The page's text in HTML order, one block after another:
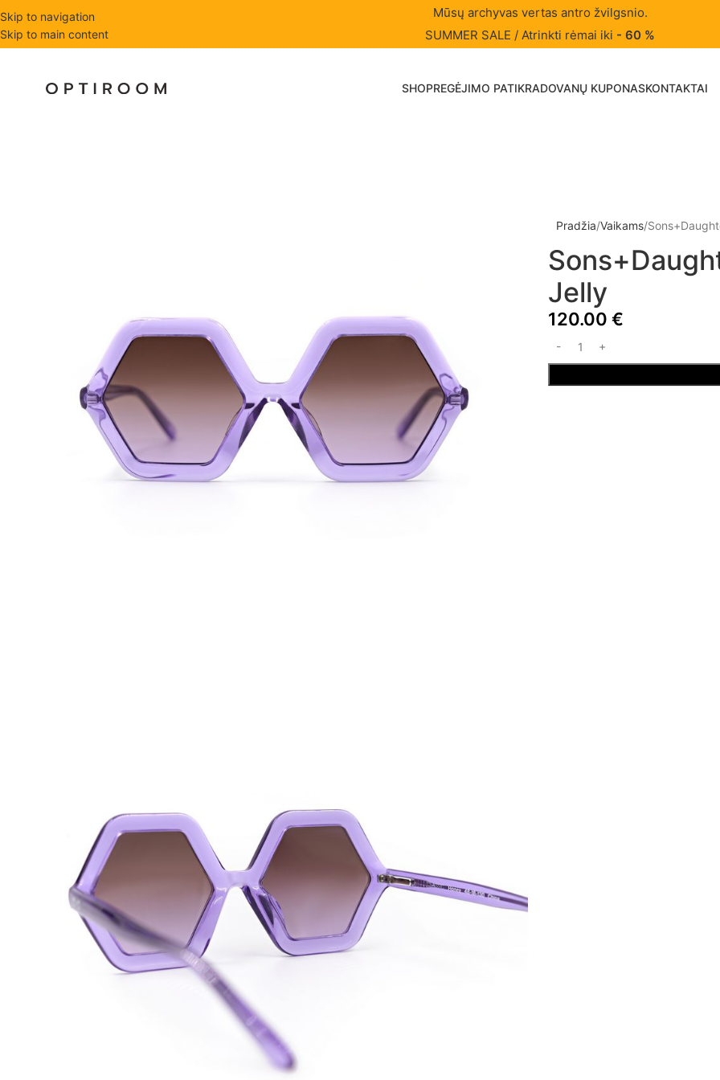
Skip to navigation
Skip to main content
Mūsų archyvas vertas antro žvilgsnio.
SUMMER SALE / Atrinkti rėmai iki - 60 %
SHOPREGĖJIMO PATIKRADOVANŲ KUPONASKONTAKTAI
Pradžia Vaikams
Jelly
120.00 €